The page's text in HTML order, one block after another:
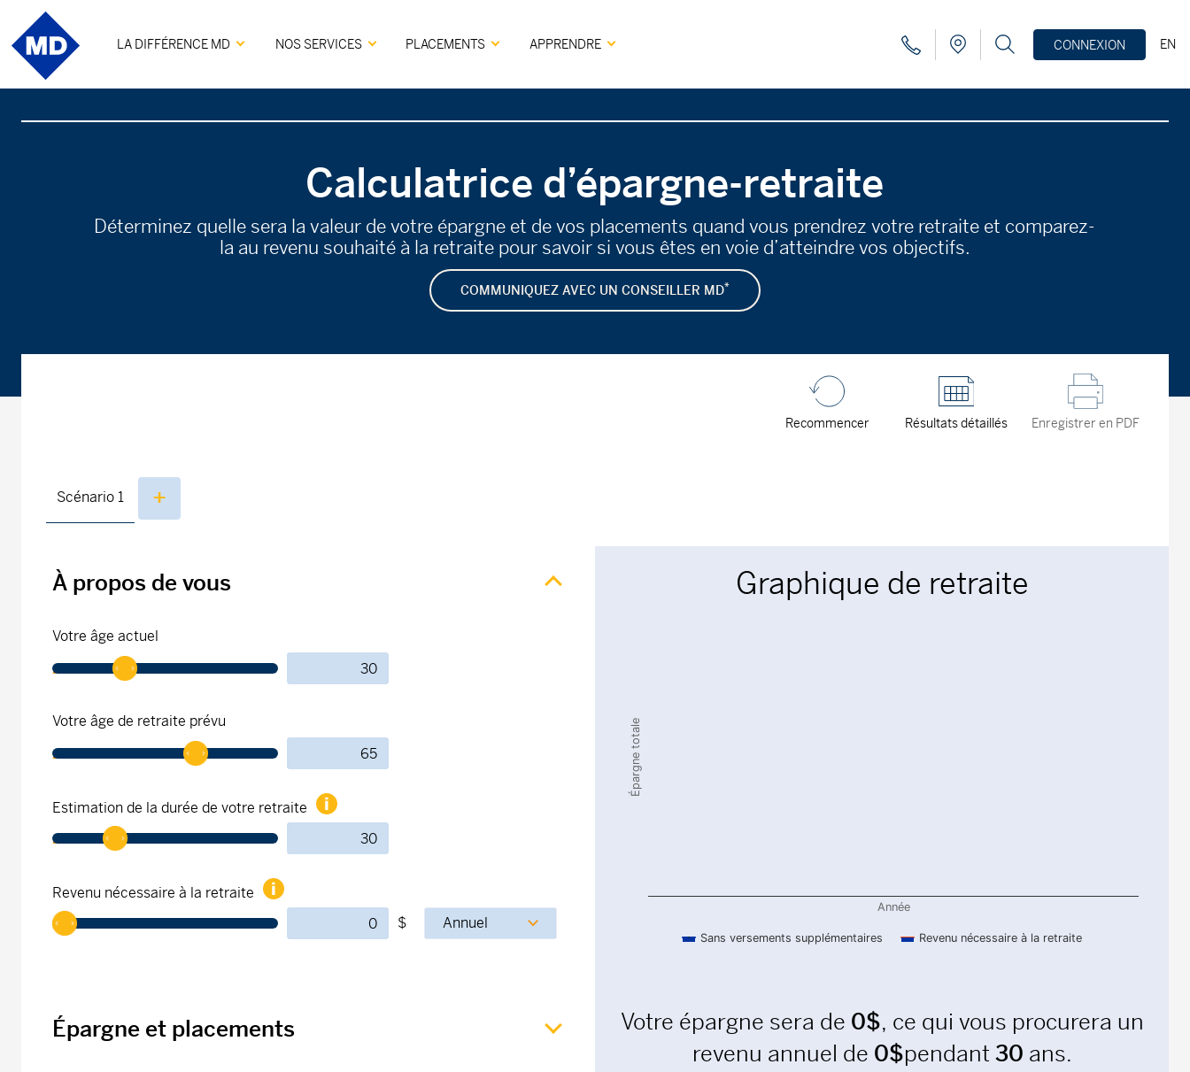
LA DIFFÉRENCE MD NOS SERVICES PLACEMENTS APPRENDRE CONNEXION EN
Calculatrice d’épargne-retraite
Déterminez quelle sera la valeur de votre épargne et de vos placements quand vous prendrez votre retraite et comparez-
la au revenu souhaité à la retraite pour savoir si vous êtes en voie d’atteindre vos objectifs.
COMMUNIQUEZ AVEC UN CONSEILLER MD*
Recommencer Résultats détaillés Enregistrer en PDF
Scénario 1
À propos de vous
Votre âge actuel
Votre âge de retraite prévu
Estimation de la durée de votre retraite
Revenu nécessaire à la retraite
$
Épargne et placements
Graphique de retraite
Année
Épargne totale
Sans versements supplémentaires Revenu nécessaire à la retraite
Votre épargne sera de 0$, ce qui vous procurera un
revenu annuel de 0$pendant 30 ans.